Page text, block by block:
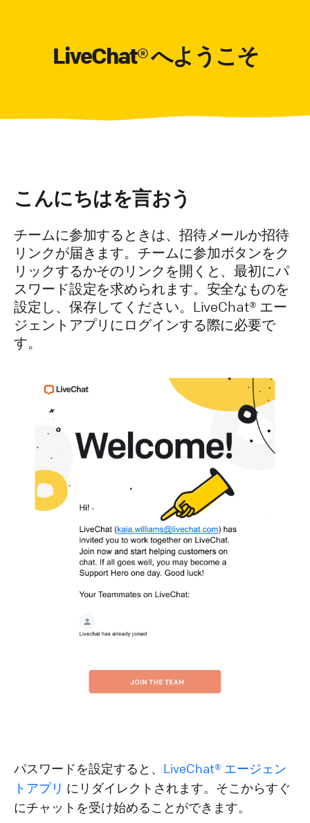
LiveChat® へようこそ
こんにちはを言おう
チームに参加するときは、招待メールか招待
リンクが届きます。 チームに参加ボタンをク
リックするかそのリンクを開くと、最初にパ
スワード設定を求められます。安全なものを
設定し、保存してください。LiveChat® エー
ジェントアプリにログインする際に必要で
す。
パスワードを設定すると、 LiveChat® エージェン
トアプリ にリダイレクトされます。そこからすぐ
にチャットを受け始めることができます。